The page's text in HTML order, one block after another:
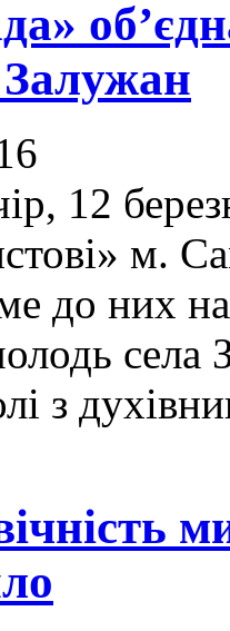
12
м.
до них
з